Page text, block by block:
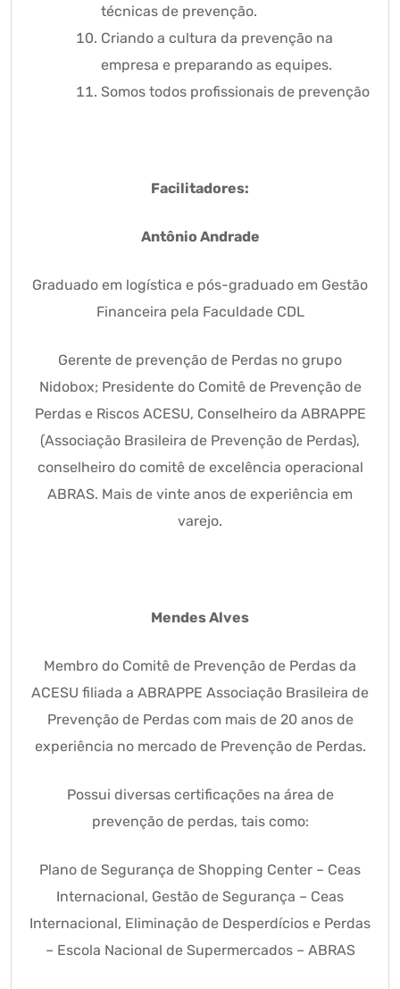
técnicas de prevenção.
Criando a cultura da prevenção na
empresa e preparando as equipes.
Somos todos profissionais de prevenção
Facilitadores:
Antônio Andrade
Graduado em logística e pós-graduado em Gestão
Financeira pela Faculdade CDL
Gerente de prevenção de Perdas no grupo
Nidobox; Presidente do Comitê de Prevenção de
Perdas e Riscos ACESU, Conselheiro da ABRAPPE
(Associação Brasileira de Prevenção de Perdas),
conselheiro do comitê de excelência operacional
ABRAS. Mais de vinte anos de experiência em
varejo.
Mendes Alves
Membro do Comitê de Prevenção de Perdas da
ACESU filiada a ABRAPPE Associação Brasileira de
Prevenção de Perdas com mais de 20 anos de
experiência no mercado de Prevenção de Perdas.
Possui diversas certificações na área de
prevenção de perdas, tais como:
Plano de Segurança de Shopping Center – Ceas
Internacional, Gestão de Segurança – Ceas
Internacional, Eliminação de Desperdícios e Perdas
– Escola Nacional de Supermercados – ABRAS